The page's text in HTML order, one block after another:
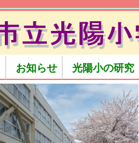
お知らせ 光陽小の研究